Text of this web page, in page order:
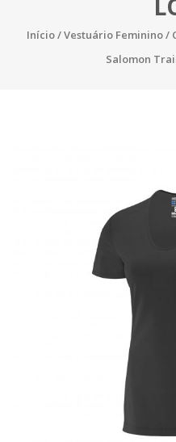
Início/Vestuário Feminino/
Salomon